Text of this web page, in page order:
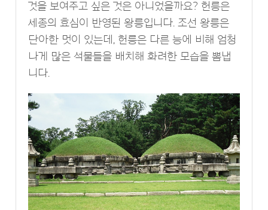
것을 보여주고 싶은 것은 아니었을까요? 헌릉은
세종의 효심이 반영된 왕릉입니다. 조선 왕릉은
단아한 멋이 있는데, 헌릉은 다른 능에 비해 엄청
나게 많은 석물들을 배치해 화려한 모습을 뽐냅
니다.